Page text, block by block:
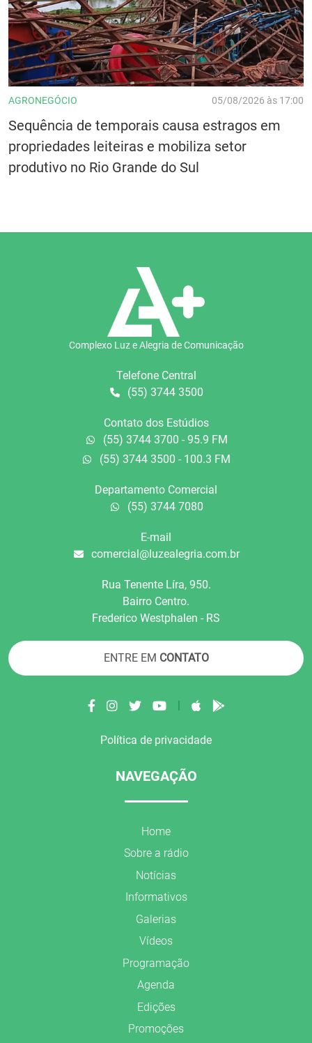
AGRONEGÓCIO 05/08/2026 às 17:00
Sequência de temporais causa estragos em
propriedades leiteiras e mobiliza setor
produtivo no Rio Grande do Sul
Complexo Luz e Alegria de Comunicação
Telefone Central
(55) 3744 3500
Contato dos Estúdios
(55) 3744 3700 - 95.9 FM
(55) 3744 3500 - 100.3 FM
Departamento Comercial
(55) 3744 7080
E-mail
comercial@luzealegria.com.br
Rua Tenente Líra, 950.
Bairro Centro.
Frederico Westphalen - RS
ENTRE EM CONTATO
Política de privacidade
NAVEGAÇÃO
Home
Sobre a rádio
Notícias
Informativos
Galerias
Vídeos
Programação
Agenda
Edições
Promoções